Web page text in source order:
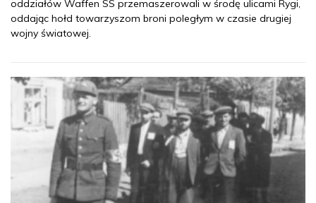
oddziałów Waffen SS przemaszerowali w środę ulicami Rygi,
oddając hołd towarzyszom broni poległym w czasie drugiej
wojny światowej.